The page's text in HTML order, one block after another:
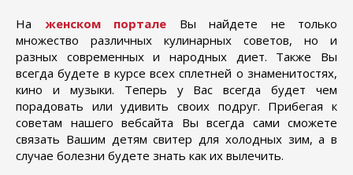
На женском портале Вы найдете не только
множество различных кулинарных советов, но и
разных современных и народных диет. Также Вы
всегда будете в курсе всех сплетней о знаменитостях,
кино и музыки. Теперь у Вас всегда будет чем
порадовать или удивить своих подруг. Прибегая к
советам нашего вебсайта Вы всегда сами сможете
связать Вашим детям свитер для холодных зим, а в
случае болезни будете знать как их вылечить.